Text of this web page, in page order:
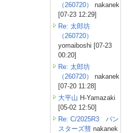
（260720）
nakanek
[07-23 12:29]
Re: 太郎坊
（260720）
yomaiboshi [07-23
00:20]
Re: 太郎坊
（260720）
nakanek
[07-20 11:28]
大平山 H-Yamazaki
[05-02 12:50]
Re: C/2025R3 パン
スターズ彗 nakanek